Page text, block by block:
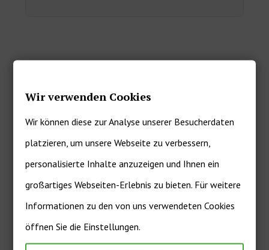
Preis:
Kontaktieren Sie uns
Wir verwenden Cookies
Wir können diese zur Analyse unserer Besucherdaten
platzieren, um unsere Webseite zu verbessern,
personalisierte Inhalte anzuzeigen und Ihnen ein
großartiges Webseiten-Erlebnis zu bieten. Für weitere
Informationen zu den von uns verwendeten Cookies
öffnen Sie die Einstellungen.